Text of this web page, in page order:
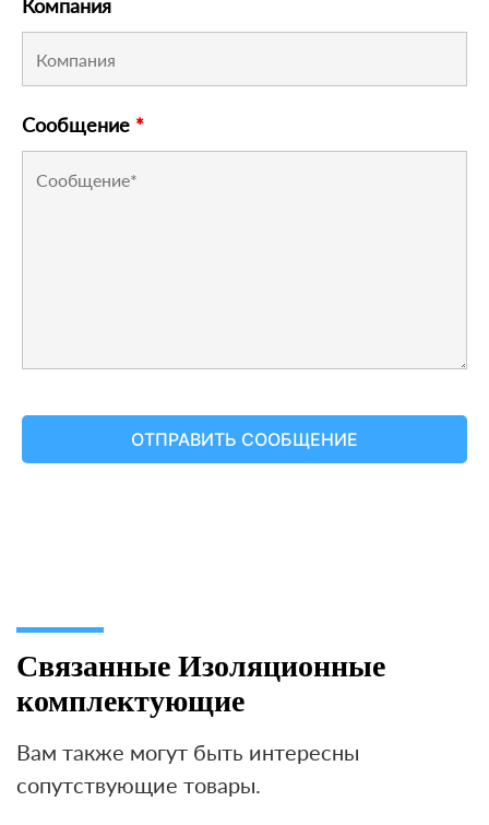
Компания
Сообщение *
Связанные Изоляционные
комплектующие
Вам также могут быть интересны
сопутствующие товары.